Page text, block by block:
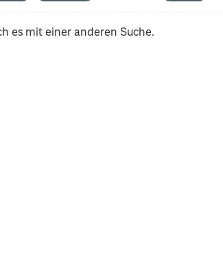
es mit einer anderen Suche.